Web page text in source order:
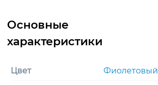
Цвет Фиолетовый